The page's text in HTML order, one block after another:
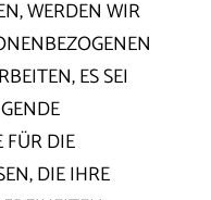
WERDEN WIR
ES SEI
FÜR DIE
DIE IHRE